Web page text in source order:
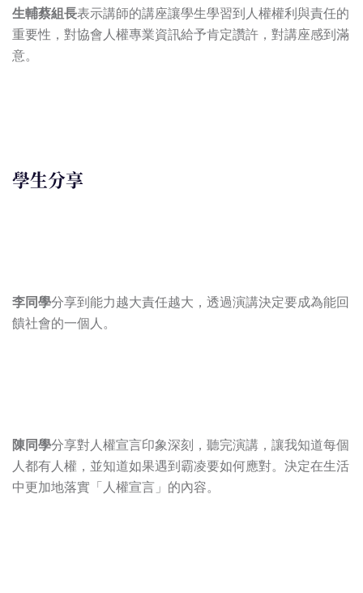
生輔蔡組長表示講師的講座讓學生學習到人權權利與責任的
重要性，對協會人權專業資訊給予肯定讚許，對講座感到滿
意。
學生分享
李同學分享到能力越大責任越大，透過演講決定要成為能回
饋社會的一個人。
陳同學分享對人權宣言印象深刻，聽完演講，讓我知道每個
人都有人權，並知道如果遇到霸凌要如何應對。決定在生活
中更加地落實「人權宣言」的內容。